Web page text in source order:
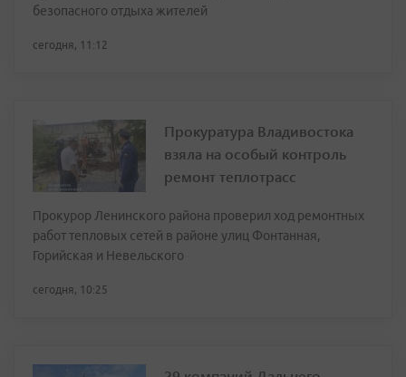
безопасного отдыха жителей
сегодня, 11:12
Прокуратура Владивостока
взяла на особый контроль
ремонт теплотрасс
Прокурор Ленинского района проверил ход ремонтных
работ тепловых сетей в районе улиц Фонтанная,
Горийская и Невельского
сегодня, 10:25